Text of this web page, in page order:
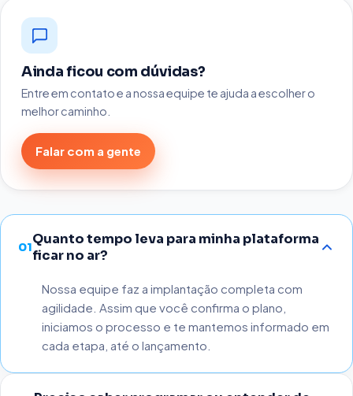
Ainda ficou com dúvidas?
Entre em contato e a nossa equipe te ajuda a escolher o
melhor caminho.
Falar com a gente
01Quanto tempo leva para minha plataforma
ficar no ar?
Nossa equipe faz a implantação completa com
agilidade. Assim que você confirma o plano,
iniciamos o processo e te mantemos informado em
cada etapa, até o lançamento.